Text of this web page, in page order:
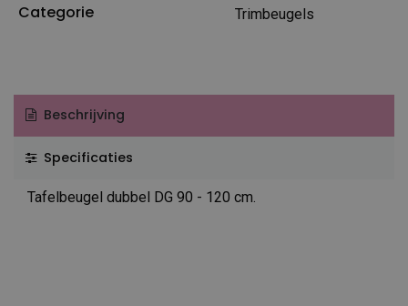
Categorie Trimbeugels
Beschrijving
Specificaties
Tafelbeugel dubbel DG 90 - 120 cm.